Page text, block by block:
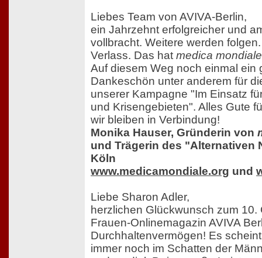
Liebes Team von AVIVA-Berlin,
ein Jahrzehnt erfolgreicher und
vollbracht. Weitere werden
Verlass. Das hat medica mondiale
Auf diesem Weg noch einmal ein
Dankeschön unter anderem für
unserer Kampagne "Im Einsatz
und Krisengebieten". Alles Gute
wir bleiben in Verbindung!
Monika Hauser, Gründerin von
und Trägerin des "Alternativen
Köln
www.medicamondiale.org und
Liebe Sharon Adler,
herzlichen Glückwunsch zum 10.
Frauen-Onlinemagazin AVIVA
Durchhaltenvermögen! Es
immer noch im Schatten der